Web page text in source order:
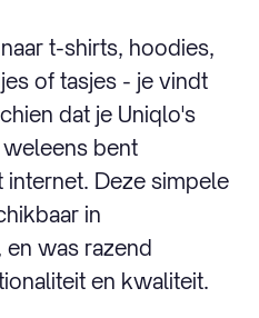
t-shirts, hoodies,
of tasjes - je vindt
dat je Uniqlo's
bent
Deze simpele
in
was razend
en kwaliteit.